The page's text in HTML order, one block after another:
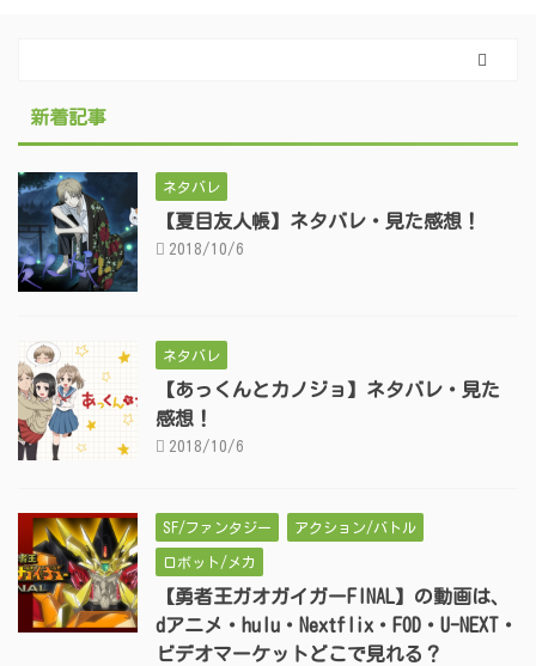
新着記事
ネタバレ
【夏目友人帳】ネタバレ・見た感想！
2018/10/6
ネタバレ
【あっくんとカノジョ】ネタバレ・見た
感想！
2018/10/6
SF/ファンタジー アクション/バトル
ロボット/メカ
【勇者王ガオガイガーFINAL】の動画は、
dアニメ・hulu・Nextflix・FOD・U-NEXT・
ビデオマーケットどこで見れる？